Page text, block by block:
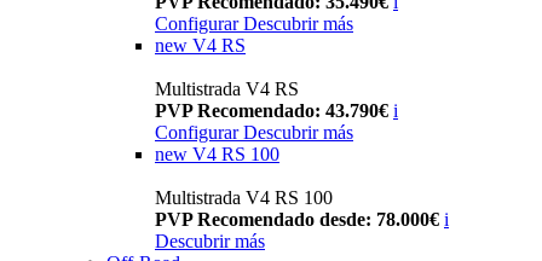
Configurar Descubrir más
new V4 RS
Multistrada V4 RS
PVP Recomendado: 43.790€ i
ConfigurarDescubrir más
new V4 RS 100
Multistrada V4 RS 100
PVP Recomendado desde: 78.000€ i
Descubrir más